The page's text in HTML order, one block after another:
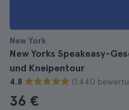
New York
New Yorks Speakeasy-
und Kneipentour
4.8 (1.440
36 €